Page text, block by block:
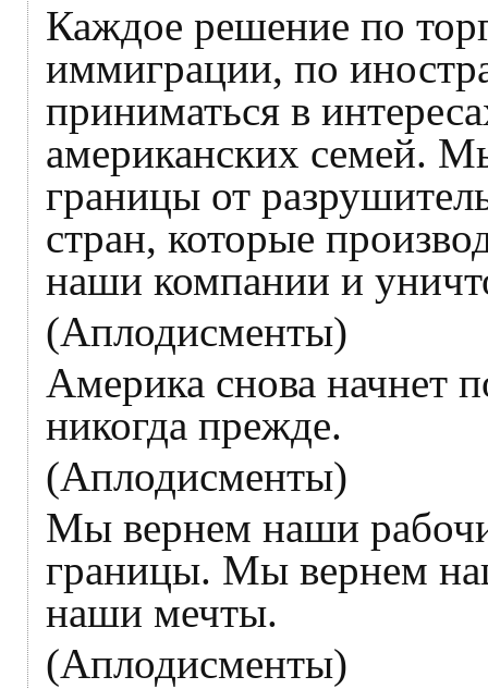
Каждое решение по
иммиграции, по
приниматься в
американских семей.
границы от
стран, которые
наши компании и
(Аплодисменты)
Америка снова начнет
никогда прежде.
(Аплодисменты)
Мы вернем наши
границы. Мы вернем
наши мечты.
(Аплодисменты)